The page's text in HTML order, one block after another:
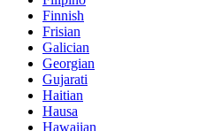
Finnish
Frisian
Galician
Georgian
Gujarati
Haitian
Hausa
Hawaiian